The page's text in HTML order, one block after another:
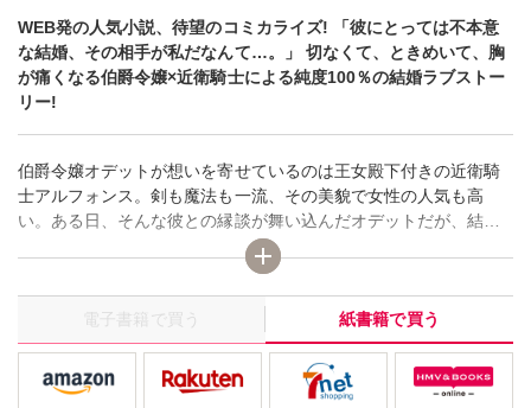
WEB発の人気小説、待望のコミカライズ! 「彼にとっては不本意
な結婚、その相手が私だなんて…。」 切なくて、ときめいて、胸
が痛くなる伯爵令嬢×近衛騎士による純度100％の結婚ラブストー
リー!
伯爵令嬢オデットが想いを寄せているのは王女殿下付きの近衛騎
士アルフォンス。剣も魔法も一流、その美貌で女性の人気も高
い。ある日、そんな彼との縁談が舞い込んだオデットだが、結婚
は彼の意思ではなく王命によるものだと知る。アルフォンスが本
当に愛しているのは王女陛下、身分違いの禁断の恋を隠すための
結婚──、でも「彼の側にいられるならそれでも構わない──…」
そう思って結婚を受け入れたオデットだけど…!? ピュアな恋心が
すれ違う、切ない結婚ストーリー開幕!
電子書籍で買う 紙書籍で買う